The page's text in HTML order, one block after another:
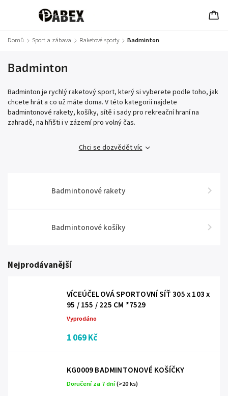
Domů / Sport a zábava / Raketové sporty / Badminton
Badminton
Badminton je rychlý raketový sport, který si vyberete podle toho, jak
chcete hrát a co už máte doma. V této kategorii najdete
badmintonové rakety, košíky, sítě i sady pro rekreační hraní na
zahradě, na hřišti i v zázemí pro volný čas.
Chci se dozvědět víc
Badmintonové rakety
Badmintonové košíky
Nejprodávanější
VÍCEÚČELOVÁ SPORTOVNÍ SÍŤ 305 x 103 x
95 / 155 / 225 CM *7529
Vyprodáno
1 069 Kč
KG0009 BADMINTONOVÉ KOŠÍČKY
Doručení za 7 dní(>20 ks)